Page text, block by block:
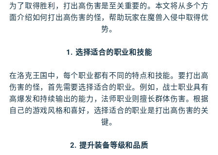
为了取得胜利，打出高伤害是至关重要的。本文将从多个方
面介绍如何打出高伤害的怪，帮助玩家在魔兽入侵中取得优
势。
1. 选择适合的职业和技能
在洛克王国中，每个职业都有不同的特点和技能。要打出高
伤害的怪，首先需要选择适合的职业。例如，战士职业具有
高爆发和持续输出的能力，法师职业则擅长群体伤害。根据
自己的游戏风格和喜好，选择适合的职业是打出高伤害的关
键。
2. 提升装备等级和品质